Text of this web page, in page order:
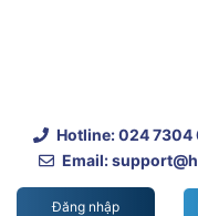
Hotline:024 7304
Email:
Đăng nhập